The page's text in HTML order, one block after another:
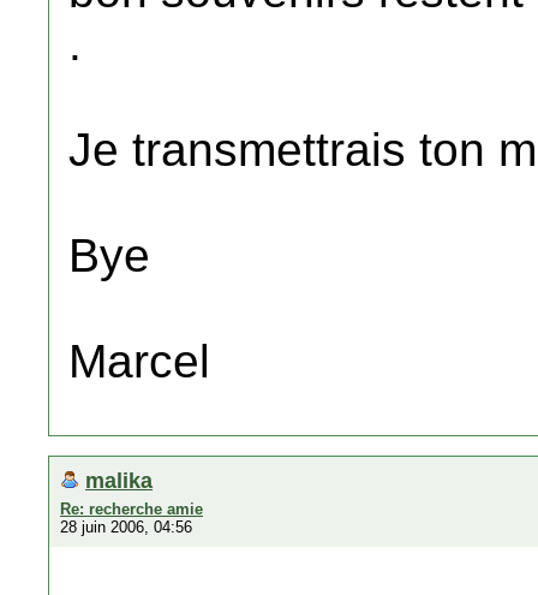
.
Je transmettrais ton
Bye
Marcel
malika
Re: recherche amie
28 juin 2006, 04:56